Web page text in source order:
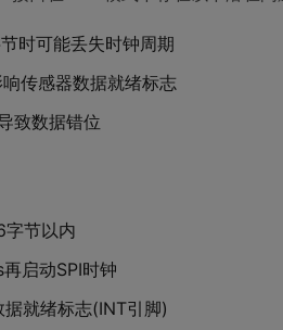
时可能丢失时钟周期
传感器数据就绪标志
致数据错位
字节以内
启动SPI时钟
就绪标志(INT引脚)